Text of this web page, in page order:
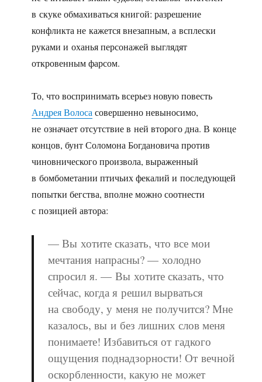
в скуке обмахиваться книгой: разрешение
конфликта не кажется внезапным, а всплески
руками и оханья персонажей выглядят
откровенным фарсом.
То, что воспринимать всерьез новую повесть
Андрея Волоса совершенно невыносимо,
не означает отсутствие в ней второго дна. В конце
концов, бунт Соломона Богдановича против
чиновнического произвола, выраженный
в бомбометании птичьих фекалий и последующей
попытки бегства, вполне можно соотнести
с позицией автора:
— Вы хотите сказать, что все мои
мечтания напрасны? — холодно
спросил я. — Вы хотите сказать, что
сейчас, когда я решил вырваться
на свободу, у меня не получится? Мне
казалось, вы и без лишних слов меня
понимаете! Избавиться от гадкого
ощущения поднадзорности! От вечной
оскорбленности, какую не может